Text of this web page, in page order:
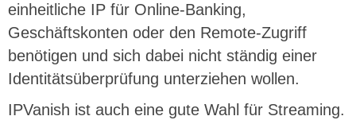
einheitliche IP für Online-Banking,
Geschäftskonten oder den Remote-Zugriff
benötigen und sich dabei nicht ständig einer
Identitätsüberprüfung unterziehen wollen.
IPVanish ist auch eine gute Wahl für Streaming.